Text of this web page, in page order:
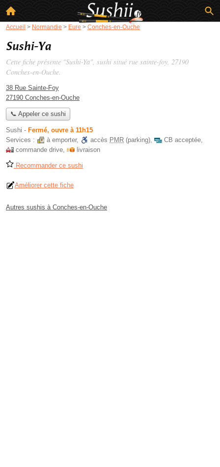
Accueil > Normandie > Eure > Conches-en-Ouche
Sushi-Ya
Cette fiche présente "Sushi-Ya", sushi situé rue sainte-foy, 27190
Conches-en-Ouche.
38 Rue Sainte-Foy
27190 Conches-en-Ouche
📞 Appeler ce sushi
Sushi - Fermé, ouvre à 11h15
Services :
à emporter, accès PMR (parking), CB acceptée,
commande drive, livraison
Recommander ce sushi
Améliorer cette fiche
Autres sushis à Conches-en-Ouche